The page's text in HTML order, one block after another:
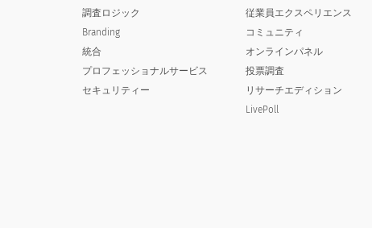
その他/応答しないことを希望します
あなたの生年は（例：1996）：
調査ロジック
Branding
統合
プロフェッショナルサービス
セキュリティー
従業員エクスペリエンス
コミュニティ
オンラインパネル
投票調査
リサーチエディション
LivePoll